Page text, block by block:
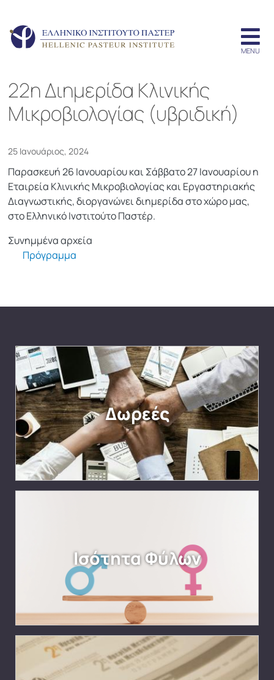
22η Διημερίδα Κλινικής
Μικροβιολογίας (υβριδική)
25 Ιανουάριος, 2024
Παρασκευή 26 Ιανουαρίου και Σάββατο 27 Ιανουαρίου η
Εταιρεία Κλινικής Μικροβιολογίας και Εργαστηριακής
Διαγνωστικής, διοργανώνει διημερίδα στο χώρο μας,
στο Ελληνικό Ινστιτούτο Παστέρ.
Συνημμένα αρχεία
Πρόγραμμα
Δωρεές
Ισότητα Φύλων